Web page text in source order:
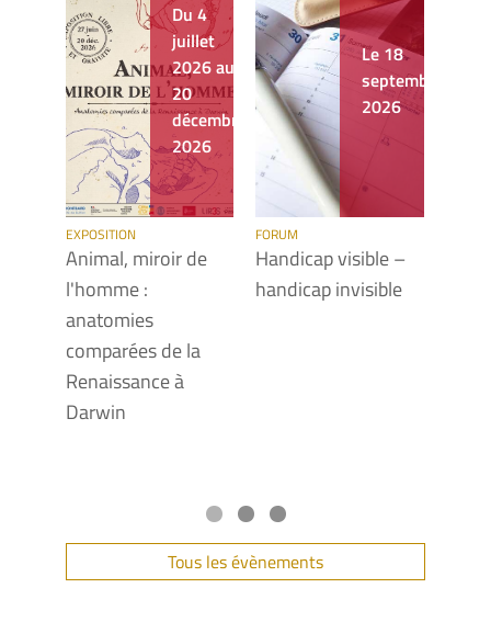
Du 4
juillet
2026 au
20
décembre
2026
EXPOSITION
Animal, miroir de
l'homme :
anatomies
comparées de la
Renaissance à
Darwin
Le 18
septembre
2026
FORUM
Handicap visible –
handicap invisible
Tous les évènements